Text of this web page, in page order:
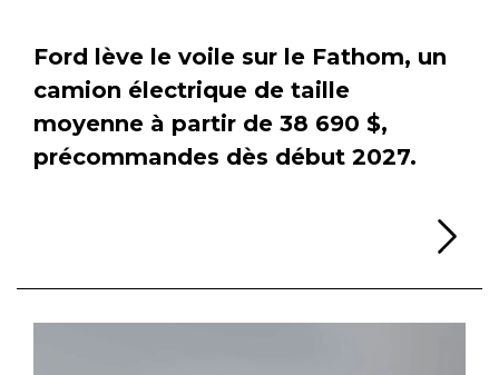
Ford lève le voile sur le Fathom, un
camion électrique de taille
moyenne à partir de 38 690 $,
précommandes dès début 2027.